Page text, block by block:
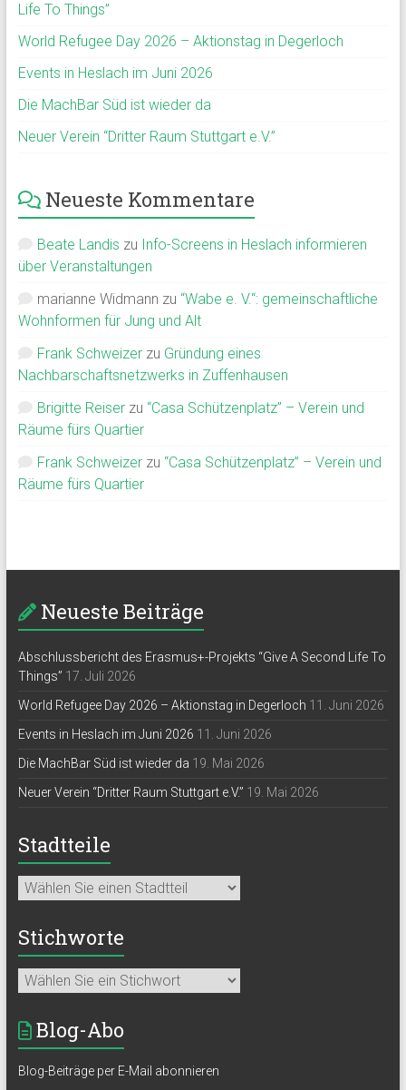
Life To Things”
World Refugee Day 2026 – Aktionstag in Degerloch
Events in Heslach im Juni 2026
Die MachBar Süd ist wieder da
Neuer Verein “Dritter Raum Stuttgart e.V.”
Neueste Kommentare
Beate Landis zu Info-Screens in Heslach informieren
über Veranstaltungen
marianne Widmann zu “Wabe e. V.“: gemeinschaftliche
Wohnformen für Jung und Alt
Frank Schweizerzu Gründung eines
Nachbarschaftsnetzwerks in Zuffenhausen
Brigitte Reiserzu “Casa Schützenplatz” – Verein und
Räume fürs Quartier
Frank Schweizerzu “Casa Schützenplatz” – Verein und
Räume fürs Quartier
Neueste Beiträge
Abschlussbericht des Erasmus+-Projekts “Give A Second Life To
Things” 17. Juli 2026
World Refugee Day 2026 – Aktionstag in Degerloch 11. Juni 2026
Events in Heslach im Juni 2026 11. Juni 2026
Die MachBar Süd ist wieder da 19. Mai 2026
Neuer Verein “Dritter Raum Stuttgart e.V.” 19. Mai 2026
Stadtteile
Stichworte
Blog-Abo
Blog-Beiträge per E-Mail abonnieren